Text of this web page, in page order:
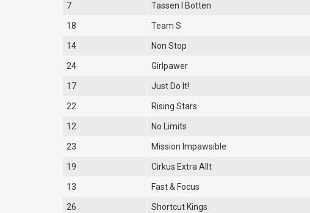
7 Tassen I Botten
18 Team S
14 Non Stop
24 Girlpawer
17 Just Do It!
22 Rising Stars
12 No Limits
23 Mission Impawsible
19 Cirkus Extra Allt
13 Fast & Focus
26 Shortcut Kings